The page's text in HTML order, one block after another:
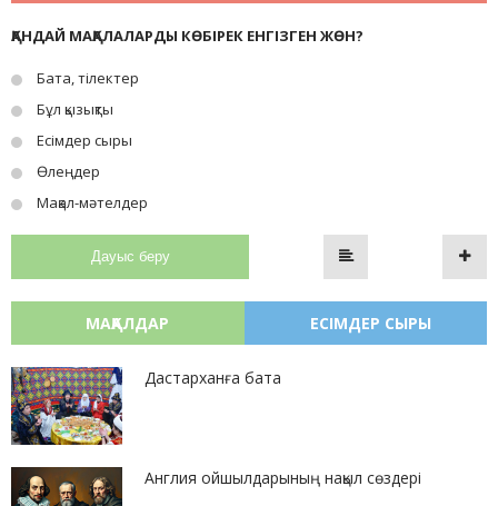
ҚАНДАЙ МАҚАЛАЛАРДЫ КӨБІРЕК ЕНГІЗГЕН ЖӨН?
Бата, тілектер
Бұл қызықты
Есімдер сыры
Өлеңдер
Мақал-мәтелдер
Дауыс беру
МАҚАЛДАР ЕСІМДЕР СЫРЫ
Дастарханға бата
Англия ойшылдарының нақыл сөздері